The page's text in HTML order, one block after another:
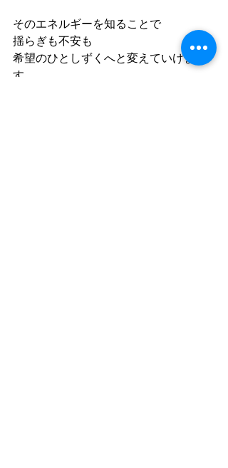
そのエネルギーを知ることで
揺らぎも不安も
希望のひとしずくへと変えていけま
す。